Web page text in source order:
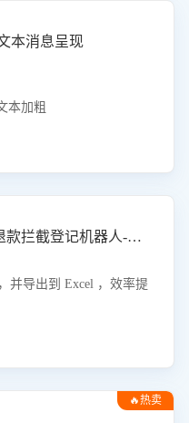
本消息呈现
本加粗
抖音小店已发货仅退款拦截登记机器人-八爪鱼
并导出到 Excel ，效率提
🔥热卖